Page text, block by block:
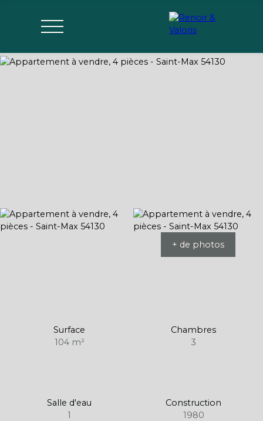
+ de photos
Surface
104 m²
Chambres
3
Salle d'eau
1
Construction
1980